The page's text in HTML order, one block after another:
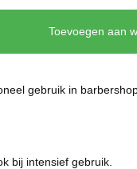
Toevoegen aan
gebruik in
bij intensief gebruik.